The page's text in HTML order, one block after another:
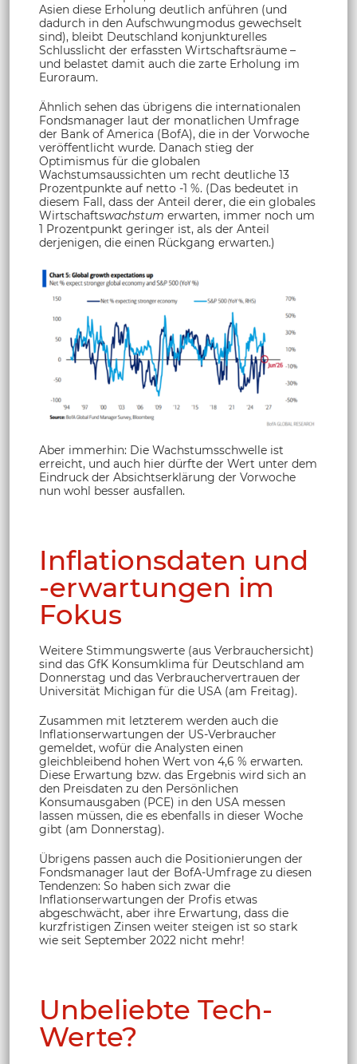
Asien diese Erholung deutlich anführen (und
dadurch in den Aufschwungmodus gewechselt
sind), bleibt Deutschland konjunkturelles
Schlusslicht der erfassten Wirtschaftsräume –
und belastet damit auch die zarte Erholung im
Euroraum.
Ähnlich sehen das übrigens die internationalen
Fondsmanager laut der monatlichen Umfrage
der Bank of America (BofA), die in der Vorwoche
veröffentlicht wurde. Danach stieg der
Optimismus für die globalen
Wachstumsaussichten um recht deutliche 13
Prozentpunkte auf netto -1 %. (Das bedeutet in
diesem Fall, dass der Anteil derer, die ein globales
Wirtschaftswachstum erwarten, immer noch um
1 Prozentpunkt geringer ist, als der Anteil
derjenigen, die einen Rückgang erwarten.)
Aber immerhin: Die Wachstumsschwelle ist
erreicht, und auch hier dürfte der Wert unter dem
Eindruck der Absichtserklärung der Vorwoche
nun wohl besser ausfallen.
Inflationsdaten und
-erwartungen im
Fokus
Weitere Stimmungswerte (aus Verbrauchersicht)
sind das GfK Konsumklima für Deutschland am
Donnerstag und das Verbrauchervertrauen der
Universität Michigan für die USA (am Freitag).
Zusammen mit letzterem werden auch die
Inflationserwartungen der US-Verbraucher
gemeldet, wofür die Analysten einen
gleichbleibend hohen Wert von 4,6 % erwarten.
Diese Erwartung bzw. das Ergebnis wird sich an
den Preisdaten zu den Persönlichen
Konsumausgaben (PCE) in den USA messen
lassen müssen, die es ebenfalls in dieser Woche
gibt (am Donnerstag).
Übrigens passen auch die Positionierungen der
Fondsmanager laut der BofA-Umfrage zu diesen
Tendenzen: So haben sich zwar die
Inflationserwartungen der Profis etwas
abgeschwächt, aber ihre Erwartung, dass die
kurzfristigen Zinsen weiter steigen ist so stark
wie seit September 2022 nicht mehr!
Unbeliebte Tech-
Werte?